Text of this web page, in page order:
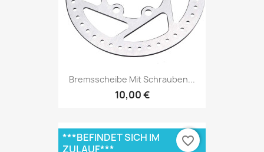
Bremsscheibe Mit Schrauben...
10,00 €
***BEFINDET SICH IM
ZULAUF***
favorite_border